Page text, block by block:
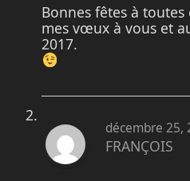
Bonnes fêtes à toutes
mes vœux à vous et
2017.
décembre 25,
FRANÇOIS